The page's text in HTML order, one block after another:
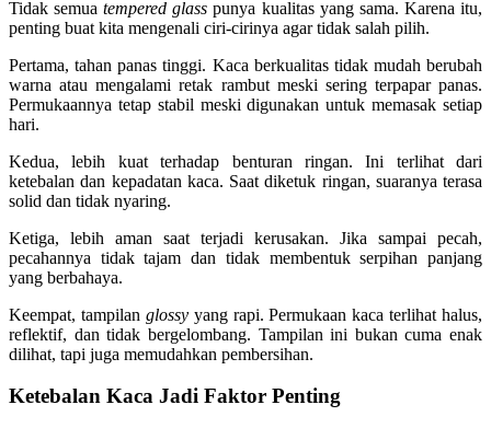
Tidak semuatempered glass punya kualitas yang sama. Karena itu,
penting buat kita mengenali ciri-cirinya agar tidak salah pilih.
Pertama, tahan panas tinggi. Kaca berkualitas tidak mudah berubah
warna atau mengalami retak rambut meski sering terpapar panas.
Permukaannya tetap stabil meski digunakan untuk memasak setiap
hari.
Kedua, lebih kuat terhadap benturan ringan. Ini terlihat dari
ketebalan dan kepadatan kaca. Saat diketuk ringan, suaranya terasa
solid dan tidak nyaring.
Ketiga, lebih aman saat terjadi kerusakan. Jika sampai pecah,
pecahannya tidak tajam dan tidak membentuk serpihan panjang
yang berbahaya.
Keempat, tampilan glossyyang rapi. Permukaan kaca terlihat halus,
reflektif, dan tidak bergelombang. Tampilan ini bukan cuma enak
dilihat, tapi juga memudahkan pembersihan.
Ketebalan Kaca Jadi Faktor Penting